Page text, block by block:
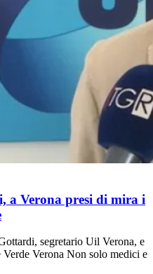
a Verona presi di mira i
segretario Uil Verona, e
Verona Non solo medici e